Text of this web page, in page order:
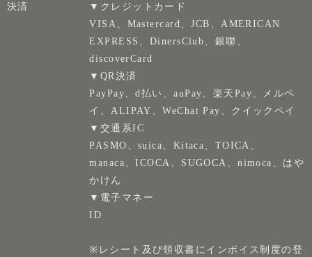
決済
▼クレジットカード
VISA、Mastercard、JCB、AMERICAN
EXPRESS、DinersClub、銀聯、
discoverCard
▼QR決済
PayPay、d払い、auPay、楽天Pay、メルペ
イ、ALIPAY、WeChat Pay、クイックペイ
▼交通系IC
PASMO、suica、Kitaca、TOICA、
manaca、ICOCA、SUGOCA、nimoca、はや
かけん
▼電子マネー
ID
※レシート及び領収書にインボイス制度の登